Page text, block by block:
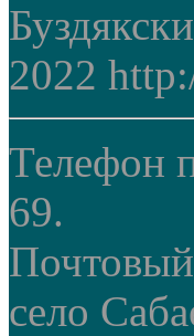
2022
Телефон
69.
село